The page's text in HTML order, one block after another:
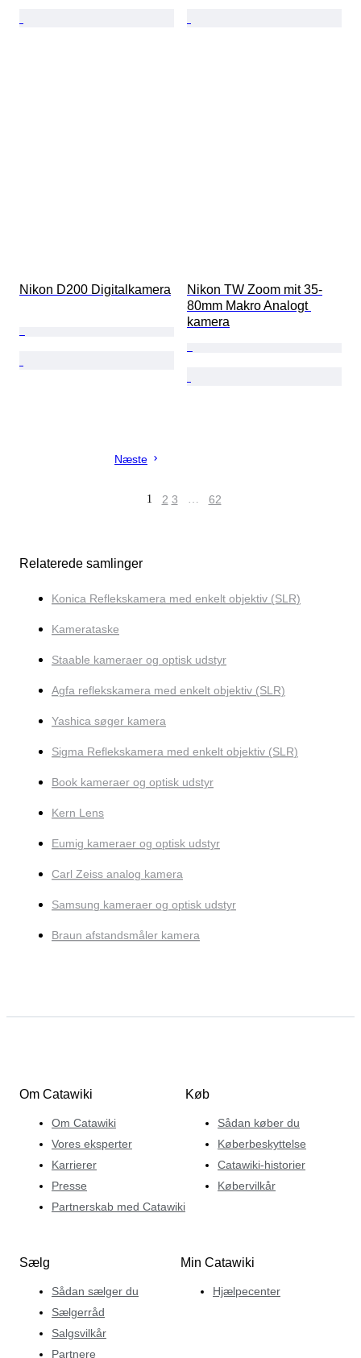
Nikon D200 Digitalkamera
Nikon TW Zoom mit 35-
80mm Makro Analogt
kamera
Næste
1 2 3 … 62
Relaterede samlinger
Konica Reflekskamera med enkelt objektiv (SLR)
Kamerataske
Staable kameraer og optisk udstyr
Agfa reflekskamera med enkelt objektiv (SLR)
Yashica søger kamera
Sigma Reflekskamera med enkelt objektiv (SLR)
Book kameraer og optisk udstyr
Kern Lens
Eumig kameraer og optisk udstyr
Carl Zeiss analog kamera
Samsung kameraer og optisk udstyr
Braun afstandsmåler kamera
Om Catawiki
Om Catawiki
Vores eksperter
Karrierer
Presse
Partnerskab med Catawiki
Køb
Sådan køber du
Køberbeskyttelse
Catawiki-historier
Købervilkår
Sælg
Sådan sælger du
Sælgerråd
Salgsvilkår
Partnere
Min Catawiki
Hjælpecenter